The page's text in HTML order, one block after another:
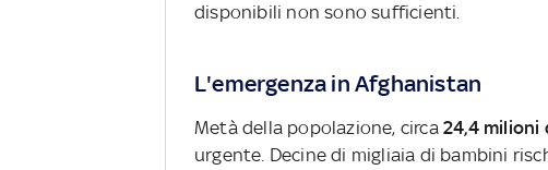
disponibili non sono sufficienti.
L'emergenza in Afghanistan
Metà della popolazione, circa 24,4 milioni
urgente. Decine di migliaia di bambini